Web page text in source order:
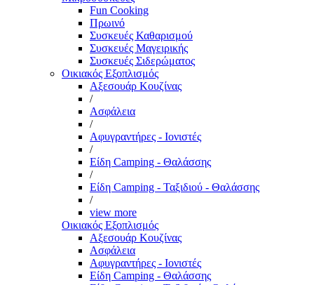
Fun Cooking
Πρωινό
Συσκευές Καθαρισμού
Συσκευές Μαγειρικής
Συσκευές Σιδερώματος
Οικιακός Εξοπλισμός
Αξεσουάρ Κουζίνας
/
Ασφάλεια
/
Αφυγραντήρες - Ιονιστές
/
Είδη Camping - Θαλάσσης
/
Είδη Camping - Ταξιδιού - Θαλάσσης
/
view more
Οικιακός Εξοπλισμός
Αξεσουάρ Κουζίνας
Ασφάλεια
Αφυγραντήρες - Ιονιστές
Είδη Camping - Θαλάσσης